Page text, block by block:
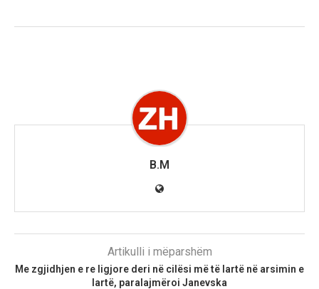
B.M
Artikulli i mëparshëm
Me zgjidhjen e re ligjore deri në cilësi më të lartë në arsimin e
lartë, paralajmëroi Janevska